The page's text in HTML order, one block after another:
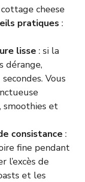
cheese
pratiques :
lisse : si la
dérange,
Vous
smoothies et
consistance :
fine pendant
l’excès de
et les